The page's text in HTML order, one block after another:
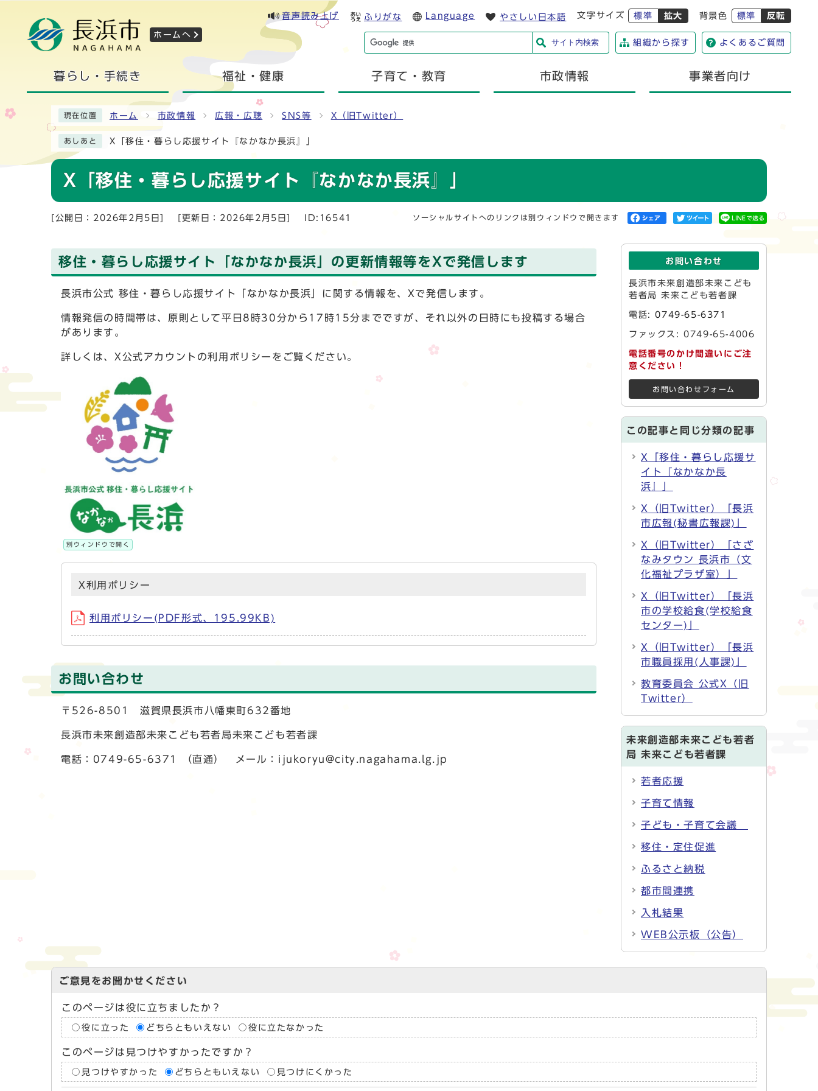
ホームへ
音声読み上げ ふりがな Language やさしい日本語 文字サイズ 標準 拡大 背景色 標準 反転
サイト内検索 組織から探す よくあるご質問
暮らし・手続き 福祉・健康 子育て・教育 市政情報 事業者向け
現在位置 ホーム 市政情報 広報・広聴 SNS等 X（旧Twitter）
あしあと X「移住・暮らし応援サイト『なかなか長浜』」
X「移住・暮らし応援サイト『なかなか長浜』」
[公開日：2026年2月5日] [更新日：2026年2月5日] ID:16541 ソーシャルサイトへのリンクは別ウィンドウで開きます
移住・暮らし応援サイト「なかなか長浜」の更新情報等をXで発信します
長浜市公式 移住・暮らし応援サイト「なかなか長浜」に関する情報を、Xで発信します。
情報発信の時間帯は、原則として平日8時30分から17時15分までですが、それ以外の日時にも投稿する場合
があります。
詳しくは、X公式アカウントの利用ポリシーをご覧ください。
別ウィンドウで開く
X利用ポリシー
利用ポリシー(PDF形式、195.99KB)
お問い合わせ
〒526-8501 滋賀県長浜市八幡東町632番地
長浜市未来創造部未来こども若者局未来こども若者課
電話：0749-65-6371 （直通） メール： ijukoryu@city.nagahama.lg.jp
お問い合わせ
長浜市未来創造部未来こども
若者局 未来こども若者課
電話:0749-65-6371
ファックス: 0749-65-4006
電話番号のかけ間違いにご注
意ください！
お問い合わせフォーム
この記事と同じ分類の記事
X「移住・暮らし応援サ
イト『なかなか長
浜』」
X（旧Twitter）「長浜
市広報(秘書広報課)」
X（旧Twitter）「さざ
なみタウン 長浜市（文
化福祉プラザ室）」
X（旧Twitter）「長浜
市の学校給食(学校給食
センター)」
X（旧Twitter）「長浜
市職員採用(人事課)」
教育委員会 公式X（旧
Twitter）
未来創造部未来こども若者
局 未来こども若者課
若者応援
子育て情報
子ども・子育て会議
移住・定住促進
ふるさと納税
都市間連携
入札結果
WEB公示板（公告）
ご意見をお聞かせください
このページは役に立ちましたか？
役に立った どちらともいえない 役に立たなかった
このページは見つけやすかったですか？
見つけやすかった どちらともいえない 見つけにくかった